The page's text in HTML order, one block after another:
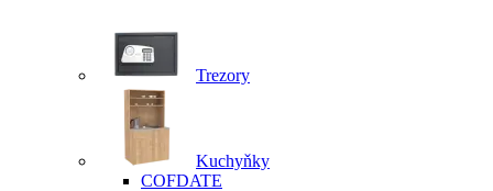
Trezory
Kuchyňky
COFDATE